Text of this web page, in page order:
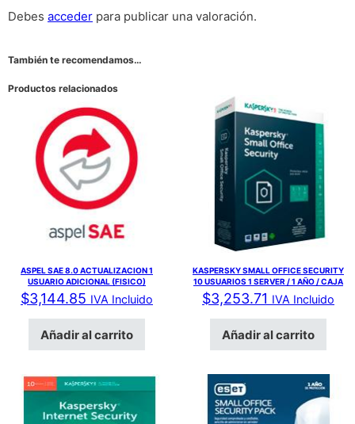
Debes acceder para publicar una valoración.
También te recomendamos…
Productos relacionados
ASPEL SAE 8.0 ACTUALIZACION 1
USUARIO ADICIONAL (FISICO)
$3,144.85 IVA Incluido
Añadir al carrito
KASPERSKY SMALL OFFICE SECURITY
10 USUARIOS 1 SERVER / 1 AÑO / CAJA
$3,253.71 IVA Incluido
Añadir al carrito